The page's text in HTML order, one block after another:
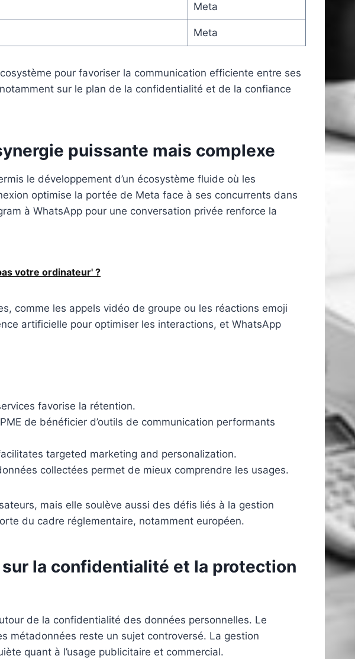
Meta
Meta
pour favoriser la communication efficiente entre ses
sur le plan de la confidentialité et de la confiance
puissante mais complexe
le développement d’un écosystème fluide où les
optimise la portée de Meta face à ses concurrents dans
à WhatsApp pour une conversation privée renforce la
votre ordinateur' ?
comme les appels vidéo de groupe ou les réactions emoji
artificielle pour optimiser les interactions, et WhatsApp
favorise la rétention.
de bénéficier d’outils de communication performants
targeted marketing and personalization.
collectées permet de mieux comprendre les usages.
mais elle soulève aussi des défis liés à la gestion
du cadre réglementaire, notamment européen.
la confidentialité et la protection
de la confidentialité des données personnelles. Le
métadonnées reste un sujet controversé. La gestion
quant à l’usage publicitaire et commercial.